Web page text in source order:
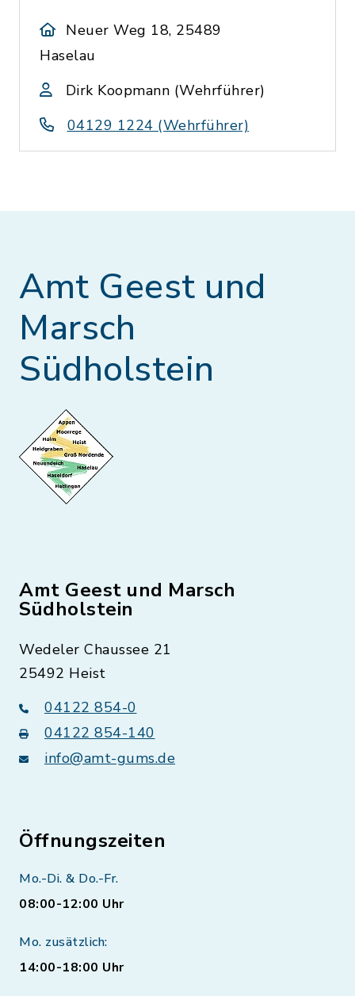
Neuer Weg 18, 25489
Haselau
Dirk Koopmann (Wehrführer)
04129 1224 (Wehrführer)
Amt Geest und
Marsch
Südholstein
Amt Geest und Marsch
Südholstein
Wedeler Chaussee 21
25492 Heist
04122 854-0
04122 854-140
info@amt-gums.de
Öffnungszeiten
Mo.-Di. & Do.-Fr.
08:00-12:00 Uhr
Mo. zusätzlich:
14:00-18:00 Uhr